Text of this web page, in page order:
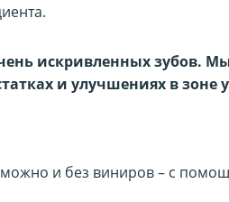
искривленных зубов.
и улучшениях в зоне
можно и без виниров – с